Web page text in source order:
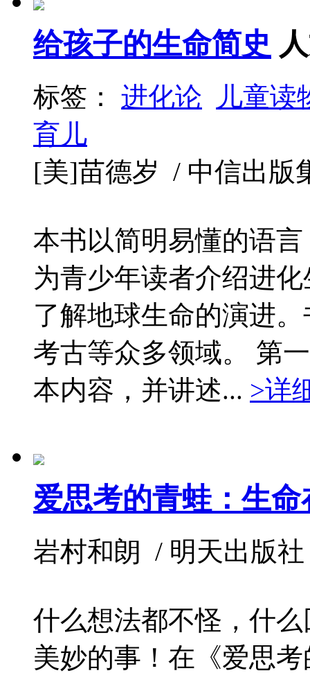
给孩子的生命简史
标签： 进化论
儿童读
育儿
[美]苗德岁 / 中信出版
本书以简明易懂的语
为青少年读者介绍进
了解地球生命的演进
考古等众多领域。 第
本内容，并讲述... >详
爱思考的青蛙：生命
岩村和朗 / 明天出版
什么想法都不怪，什
美妙的事！在《爱思